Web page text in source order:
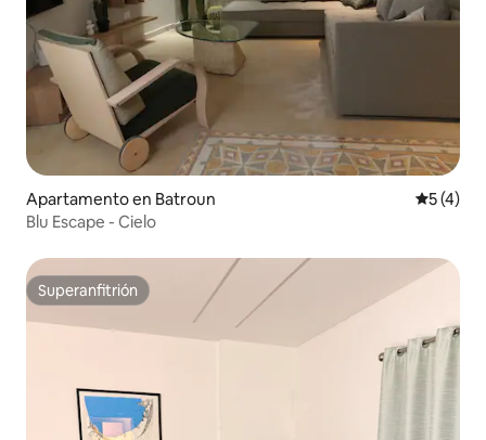
Apartamento en Batroun
5 (4)
Blu Escape - Cielo
Superanfitrión
Superanfitrión